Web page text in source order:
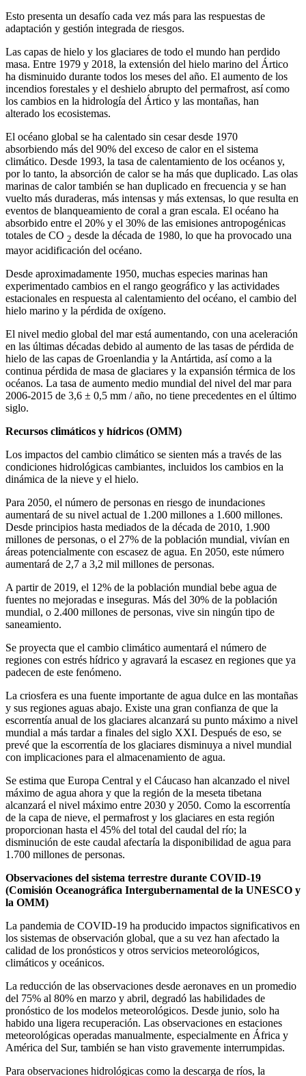
Esto presenta un desafío cada vez más para las respuestas de
adaptación y gestión integrada de riesgos.
Las capas de hielo y los glaciares de todo el mundo han perdido
masa. Entre 1979 y 2018, la extensión del hielo marino del Ártico
ha disminuido durante todos los meses del año. El aumento de los
incendios forestales y el deshielo abrupto del permafrost, así como
los cambios en la hidrología del Ártico y las montañas, han
alterado los ecosistemas.
El océano global se ha calentado sin cesar desde 1970
absorbiendo más del 90% del exceso de calor en el sistema
climático. Desde 1993, la tasa de calentamiento de los océanos y,
por lo tanto, la absorción de calor se ha más que duplicado. Las olas
marinas de calor también se han duplicado en frecuencia y se han
vuelto más duraderas, más intensas y más extensas, lo que resulta en
eventos de blanqueamiento de coral a gran escala. El océano ha
absorbido entre el 20% y el 30% de las emisiones antropogénicas
totales de CO 2 desde la década de 1980, lo que ha provocado una
mayor acidificación del océano.
Desde aproximadamente 1950, muchas especies marinas han
experimentado cambios en el rango geográfico y las actividades
estacionales en respuesta al calentamiento del océano, el cambio del
hielo marino y la pérdida de oxígeno.
El nivel medio global del mar está aumentando, con una aceleración
en las últimas décadas debido al aumento de las tasas de pérdida de
hielo de las capas de Groenlandia y la Antártida, así como a la
continua pérdida de masa de glaciares y la expansión térmica de los
océanos. La tasa de aumento medio mundial del nivel del mar para
2006-2015 de 3,6 ± 0,5 mm / año, no tiene precedentes en el último
siglo.
Recursos climáticos y hídricos (OMM)
Los impactos del cambio climático se sienten más a través de las
condiciones hidrológicas cambiantes, incluidos los cambios en la
dinámica de la nieve y el hielo.
Para 2050, el número de personas en riesgo de inundaciones
aumentará de su nivel actual de 1.200 millones a 1.600 millones.
Desde principios hasta mediados de la década de 2010, 1.900
millones de personas, o el 27% de la población mundial, vivían en
áreas potencialmente con escasez de agua. En 2050, este número
aumentará de 2,7 a 3,2 mil millones de personas.
A partir de 2019, el 12% de la población mundial bebe agua de
fuentes no mejoradas e inseguras. Más del 30% de la población
mundial, o 2.400 millones de personas, vive sin ningún tipo de
saneamiento.
Se proyecta que el cambio climático aumentará el número de
regiones con estrés hídrico y agravará la escasez en regiones que ya
padecen de este fenómeno.
La criosfera es una fuente importante de agua dulce en las montañas
y sus regiones aguas abajo. Existe una gran confianza de que la
escorrentía anual de los glaciares alcanzará su punto máximo a nivel
mundial a más tardar a finales del siglo XXI. Después de eso, se
prevé que la escorrentía de los glaciares disminuya a nivel mundial
con implicaciones para el almacenamiento de agua.
Se estima que Europa Central y el Cáucaso han alcanzado el nivel
máximo de agua ahora y que la región de la meseta tibetana
alcanzará el nivel máximo entre 2030 y 2050. Como la escorrentía
de la capa de nieve, el permafrost y los glaciares en esta región
proporcionan hasta el 45% del total del caudal del río; la
disminución de este caudal afectaría la disponibilidad de agua para
1.700 millones de personas.
Observaciones del sistema terrestre durante COVID-19
(Comisión Oceanográfica Intergubernamental de la UNESCO y
la OMM)
La pandemia de COVID-19 ha producido impactos significativos en
los sistemas de observación global, que a su vez han afectado la
calidad de los pronósticos y otros servicios meteorológicos,
climáticos y oceánicos.
La reducción de las observaciones desde aeronaves en un promedio
del 75% al ​​80% en marzo y abril, degradó las habilidades de
pronóstico de los modelos meteorológicos. Desde junio, solo ha
habido una ligera recuperación. Las observaciones en estaciones
meteorológicas operadas manualmente, especialmente en África y
América del Sur, también se han visto gravemente interrumpidas.
Para observaciones hidrológicas como la descarga de ríos, la